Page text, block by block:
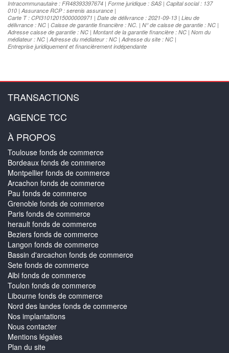
Intracommunautaire : FR48393397674 | Forme juridique : SAS | Capital social : 137
010 | Assurance RCP : serenis assurance |
Carte T : CPI31012015000000971 | Date de délivrance : 2021-09-13 | Lieu de
délivrance : NC | Caisse de garantie financière : NC. | N° de caisse de garantie : NC |
Adresse caisse de garantie : NC | Montant de la garantie financière : NC | Nom du
médiateur : NC | Adresse du médiateur : NC | Adresse du site : NC |
Entreprise juridiquement et financièrement indépendante
TRANSACTIONS
AGENCE TCC
À PROPOS
Toulouse fonds de commerce
Bordeaux fonds de commerce
Montpellier fonds de commerce
Arcachon fonds de commerce
Pau fonds de commerce
Grenoble fonds de commerce
Paris fonds de commerce
herault fonds de commerce
Beziers fonds de commerce
Langon fonds de commerce
Bassin d'arcachon fonds de commerce
Sete fonds de commerce
Albi fonds de commerce
Toulon fonds de commerce
Libourne fonds de commerce
Nord des landes fonds de commerce
Nos implantations
Nous contacter
Mentions légales
Plan du site